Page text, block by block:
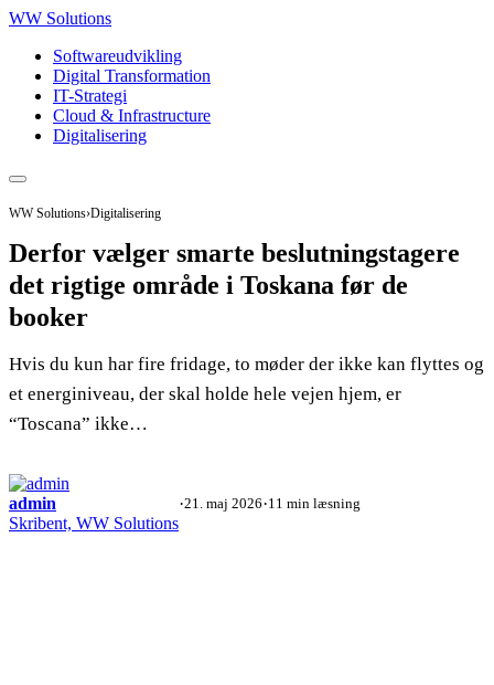
WW Solutions
Softwareudvikling
Digital Transformation
IT-Strategi
Cloud & Infrastructure
Digitalisering
WW Solutions›Digitalisering
Derfor vælger smarte beslutningstagere
det rigtige område i Toskana før de
booker
Hvis du kun har fire fridage, to møder der ikke kan flyttes og
et energiniveau, der skal holde hele vejen hjem, er
“Toscana” ikke…
admin
Skribent, WW Solutions
·21. maj 2026·11 min læsning